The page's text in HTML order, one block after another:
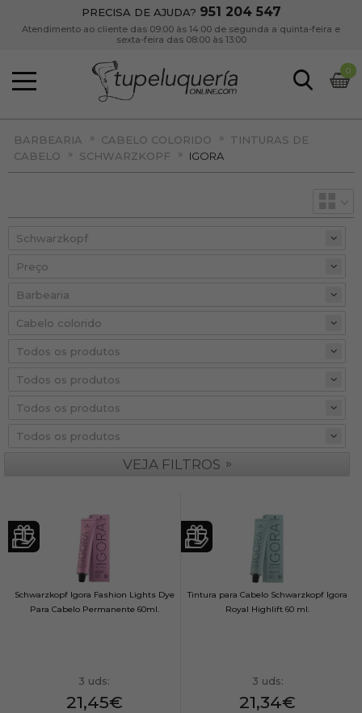
PRECISA DE AJUDA? 951 204 547
Atendimento ao cliente das 09:00 às 14:00 de segunda a quinta-feira e
sexta-feira das 08:00 às 13:00
0
BARBEARIA » CABELO COLORIDO » TINTURAS DE
CABELO
» SCHWARZKOPF » IGORA
Preço
VEJA FILTROS »
Schwarzkopf Igora Fashion Lights Dye
Para Cabelo Permanente 60ml.
3 uds:
21,45€
Tintura para Cabelo Schwarzkopf Igora
Royal Highlift 60 ml.
3 uds:
21,34€